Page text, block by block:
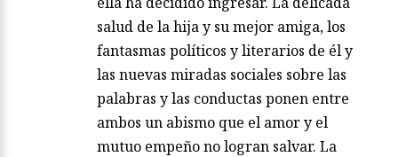
salud de la hija y su mejor amiga, los
fantasmas políticos y literarios de él y
las nuevas miradas sociales sobre las
palabras y las conductas ponen entre
ambos un abismo que el amor y el
mutuo empeño no logran salvar. La